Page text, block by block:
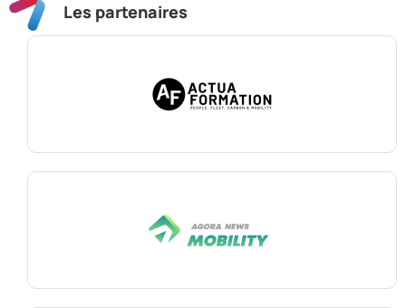
Les partenaires